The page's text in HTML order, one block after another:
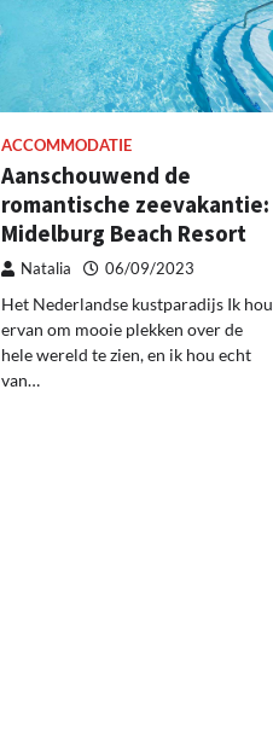
ACCOMMODATIE
Aanschouwend de
romantische zeevakantie:
Midelburg Beach Resort
Natalia 06/09/2023
Het Nederlandse kustparadijs Ik hou
ervan om mooie plekken over de
hele wereld te zien, en ik hou echt
van…